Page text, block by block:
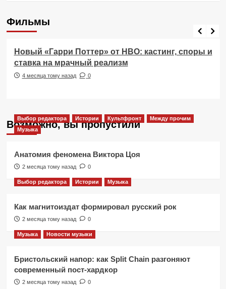
Фильмы
Фильмы
Новый «Гарри Поттер» от HBO: кастинг, споры и
ставка на мрачный реализм
4 месяца тому назад 0
Возможно, вы пропустили
Выбор редактора Истории Культфронт
Между прочим
Музыка
Анатомия феномена Виктора Цоя
2 месяца тому назад 0
Выбор редактора Истории Музыка
Как магнитоиздат формировал русский рок
2 месяца тому назад 0
Музыка Новости музыки
Бристольский напор: как Split Chain разгоняют
современный пост-хардкор
2 месяца тому назад 0